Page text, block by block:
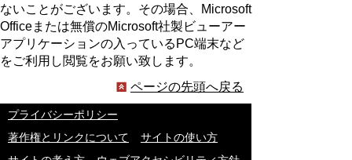
ないことがございます。その場合、Microsoft
Officeまたは無償のMicrosoft社製ビューアー
アプリケーションの入っているPC端末など
をご利用し閲覧をお願い致します。
ページの先頭へ戻る
プライバシーポリシー
著作権とリンクについて
サイトの使い方